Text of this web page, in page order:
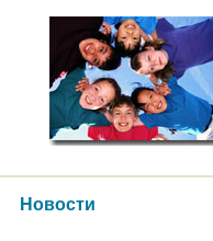
Новости